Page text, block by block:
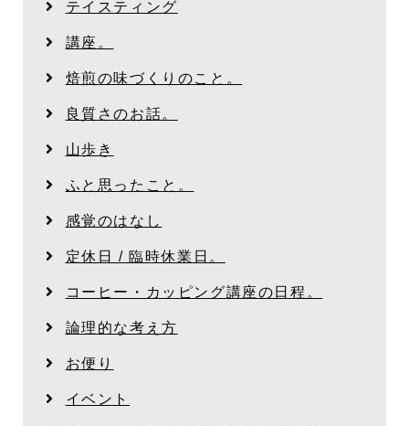
テイスティング
講座。
焙煎の味づくりのこと。
良質さのお話。
山歩き
ふと思ったこと。
感覚のはなし
定休日 / 臨時休業日。
コーヒー・カッピング講座の日程。
論理的な考え方
お便り
イベント